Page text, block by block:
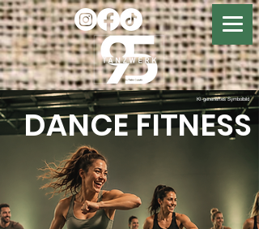
DANCE FITNESS
KI-generiertes Symbolbild